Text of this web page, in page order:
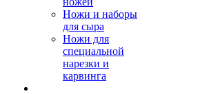
Ножи и наборы
для сыра
Ножи для
специальной
нарезки и
карвинга